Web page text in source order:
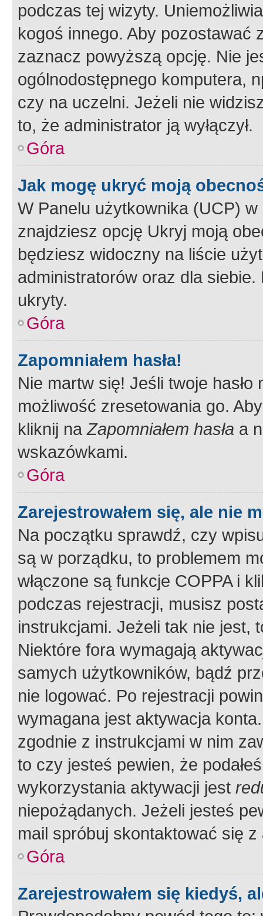
podczas tej wizyty.
kogoś innego. Aby pozostawać
zaznacz powyższą opcję. Nie
ogólnodostępnego komputera,
czy na uczelni. Jeżeli nie
to, że administrator ją wyłączył.
Góra
Jak mogę ukryć moją
W Panelu użytkownika (UCP) w
znajdziesz opcję Ukryj moją
będziesz widoczny na liście
administratorów oraz dla
ukryty.
Góra
Zapomniałem hasła!
Nie martw się! Jeśli twoje
możliwość zresetowania go.
kliknij naZapomniałem hasła a
wskazówkami.
Góra
Zarejestrowałem się, ale nie
Na początku sprawdź, czy
są w porządku, to problemem
włączone są funkcje COPPA i
podczas rejestracji, musisz
instrukcjami. Jeżeli tak nie jest,
Niektóre fora wymagają
samych użytkowników, bądź
nie logować. Po rejestracji
wymagana jest aktywacja
zgodnie z instrukcjami w nim
to czy jesteś pewien, że
wykorzystania aktywacji jest
niepożądanych. Jeżeli jesteś
mail spróbuj skontaktować się
Góra
Zarejestrowałem się kiedyś,